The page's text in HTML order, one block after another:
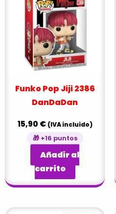
Funko Pop Jiji 2386
DanDaDan
15,90 € (IVA incluido)
🎁 +16 puntos
Añadir al
carrito